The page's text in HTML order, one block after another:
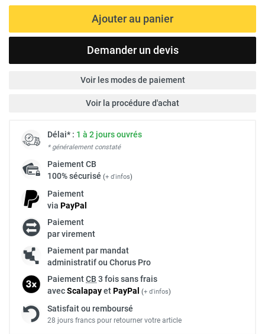
Ajouter au panier
Demander un devis
Voir les modes de paiement
Voir la procédure d'achat
Délai* : 1 à 2 jours ouvrés
* généralement constaté
PaiementCB
100% sécurisé (+ d'infos)
Paiement
via PayPal
Paiement
par virement
Paiement par mandat
administratif ou Chorus Pro
PaiementCB 3 fois sans frais
avecScalapayetPayPal (+ d'infos)
Satisfait ou remboursé
28 jours francs pour retourner votre article